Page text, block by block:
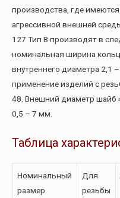
производства, где
агрессивной внешней
127 Тип B производят в
номинальная ширина
внутреннего диаметра 2,1
применение изделий с
48. Внешний диаметр шайб
0,5 – 7 мм.
Таблица
Номинальный
размер
Для
резьбы